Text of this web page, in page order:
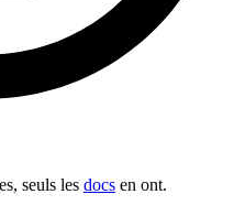
seuls les docs en ont.